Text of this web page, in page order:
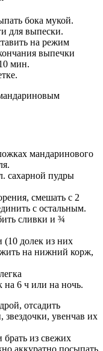
бока мукой.
для выпески.
на режим
выпечки
мин.
мандаринового
сахарной пудры
смешать с 2
с остальным.
сливки и ¾
долек из них
на нижний корж,
на 6 ч или на ночь.
отсадить
увенчав их
брать из свежих
аккуратно посыпать